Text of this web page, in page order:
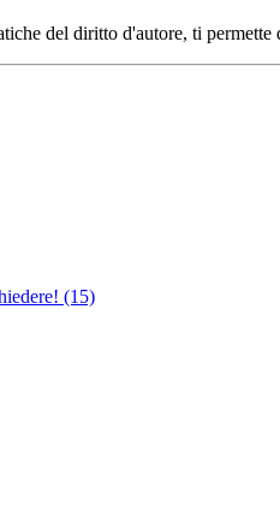
del diritto d'autore, ti
(15)